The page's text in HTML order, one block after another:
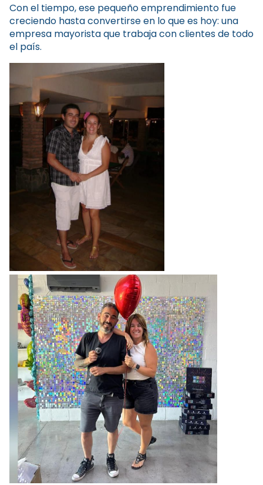
Con el tiempo, ese pequeño emprendimiento fue
creciendo hasta convertirse en lo que es hoy: una
empresa mayorista que trabaja con clientes de todo
el país.